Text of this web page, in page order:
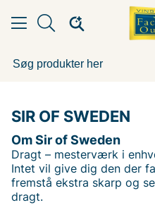
SIR OF SWEDEN
Om Sir of Sweden
Dragt – mesterværk i
Intet vil give dig den der
fremstå ekstra skarp og
dragt.